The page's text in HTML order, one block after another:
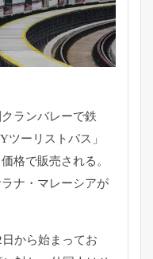
ランバレーで鉄
ツーリストパス」
格で販売される。
ナ・マレーシアが
から始まってお